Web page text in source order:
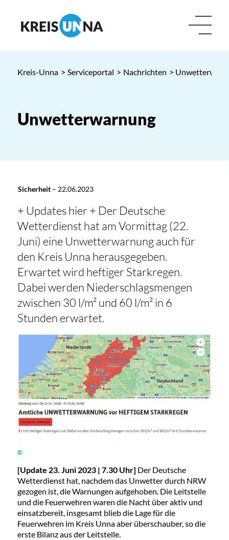
Kreis-Unna > Serviceportal > Nachrichten >
Unwetterwarnung
Sicherheit– 22.06.2023
+ Updates hier + Der Deutsche
Wetterdienst hat am Vormittag (22.
Juni) eine Unwetterwarnung auch für
den Kreis Unna herausgegeben.
Erwartet wird heftiger Starkregen.
Dabei werden Niederschlagsmengen
zwischen 30 l/m² und 60 l/m² in 6
Stunden erwartet.
©
[Update 23. Juni 2023 | 7.30 Uhr] Der Deutsche
Wetterdienst hat, nachdem das Unwetter durch NRW
gezogen ist, die Warnungen aufgehoben. Die Leitstelle
und die Feuerwehren waren die Nacht über aktiv und
einsatzbereit, insgesamt blieb die Lage für die
Feuerwehren im Kreis Unna aber überschauber, so die
erste Bilanz aus der Leitstelle.